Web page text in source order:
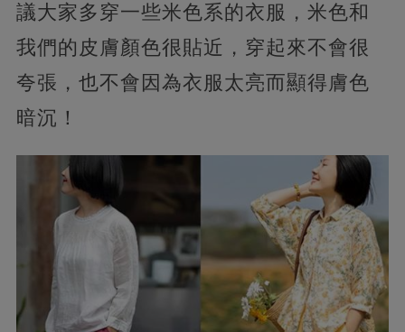
議大家多穿一些米色系的衣服，米色和
我們的皮膚顏色很貼近，穿起來不會很
夸張，也不會因為衣服太亮而顯得膚色
暗沉！